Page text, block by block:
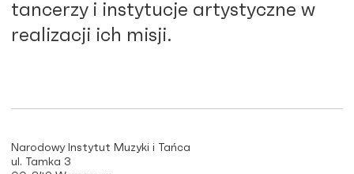
tancerzy i instytucje artystyczne w
realizacji ich misji.
Narodowy Instytut Muzyki i Tańca
ul. Tamka 3